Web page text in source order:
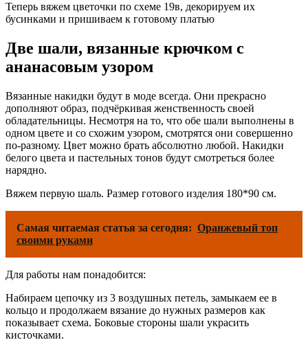
Теперь вяжем цветочки по схеме 19в, декорируем их
бусинками и пришиваем к готовому платью
Две шали, вязанные крючком с
ананасовым узором
Вязанные накидки будут в моде всегда. Они прекрасно
дополняют образ, подчёркивая женственность своей
обладательницы. Несмотря на то, что обе шали выполнены в
одном цвете и со схожим узором, смотрятся они совершенно
по-разному. Цвет можно брать абсолютно любой. Накидки
белого цвета и пастельных тонов будут смотреться более
нарядно.
Вяжем первую шаль. Размер готового изделия 180*90 см.
Самая читаемая статья за сегодня: Оранжевый топ
своими руками
Для работы нам понадобится:
Набираем цепочку из 3 воздушных петель, замыкаем ее в
кольцо и продолжаем вязание до нужных размеров как
показывает схема. Боковые стороны шали украсить
кисточками.